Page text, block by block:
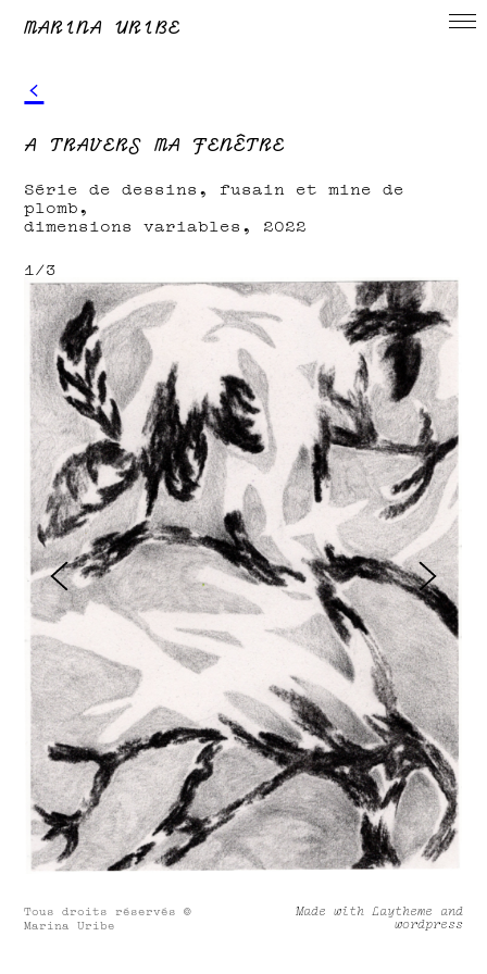
MARINA URIBE
‹
A TRAVERS MA FENÊTRE
Série de dessins, fusain et mine de
plomb,
dimensions variables, 2022
1/3
Tous droits réservés ©
Marina Uribe
Made with Laytheme and
wordpress